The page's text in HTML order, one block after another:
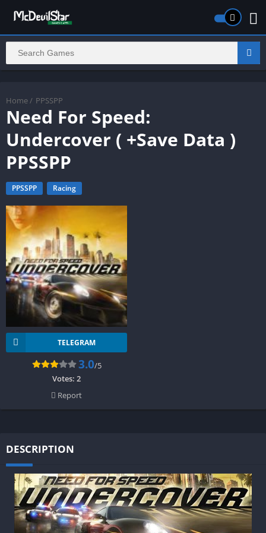
Home / PPSSPP
Need For Speed:
Undercover ( +Save Data )
PPSSPP
PPSSPP Racing
TELEGRAM
3.0/5
Votes: 2
Report
DESCRIPTION